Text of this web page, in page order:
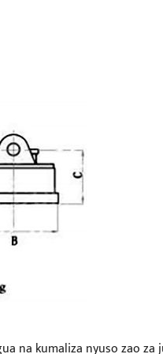
na kumaliza nyuso zao za